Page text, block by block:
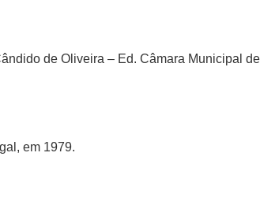
de Oliveira – Ed. Câmara Municipal
em 1979.